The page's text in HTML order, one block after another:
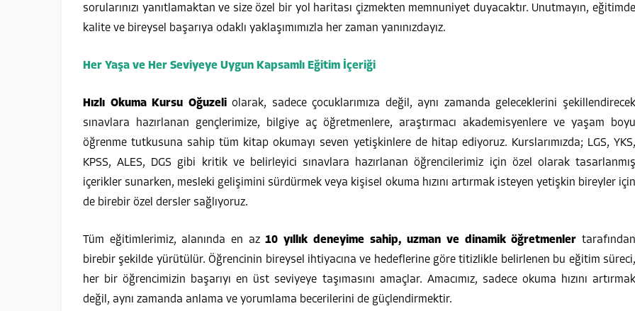
sorularınızı yanıtlamaktan ve size özel bir yol haritası çizmekten memnuniyet duyacaktır. Unutmayın, eğitimde
kalite ve bireysel başarıya odaklı yaklaşımımızla her zaman yanınızdayız.
Her Yaşa ve Her Seviyeye Uygun Kapsamlı Eğitim İçeriği
Hızlı Okuma Kursu Oğuzeliolarak, sadece çocuklarımıza değil, aynı zamanda geleceklerini şekillendirecek
sınavlara hazırlanan gençlerimize, bilgiye aç öğretmenlere, araştırmacı akademisyenlere ve yaşam boyu
öğrenme tutkusuna sahip tüm kitap okumayı seven yetişkinlere de hitap ediyoruz. Kurslarımızda; LGS, YKS,
KPSS, ALES, DGS gibi kritik ve belirleyici sınavlara hazırlanan öğrencilerimiz için özel olarak tasarlanmış
içerikler sunarken, mesleki gelişimini sürdürmek veya kişisel okuma hızını artırmak isteyen yetişkin bireyler için
de birebir özel dersler sağlıyoruz.
Tüm eğitimlerimiz, alanında en az10 yıllık deneyime sahip, uzman ve dinamik öğretmenler tarafından
birebir şekilde yürütülür. Öğrencinin bireysel ihtiyacına ve hedeflerine göre titizlikle belirlenen bu eğitim süreci,
her bir öğrencimizin başarıyı en üst seviyeye taşımasını amaçlar. Amacımız, sadece okuma hızını artırmak
değil, aynı zamanda anlama ve yorumlama becerilerini de güçlendirmektir.